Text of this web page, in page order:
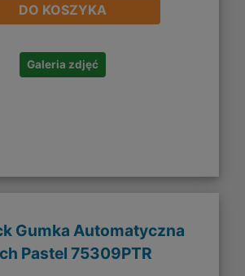
DO KOSZYKA
Galeria zdjęć
Gumka Automatyczna
Pastel 75309PTR